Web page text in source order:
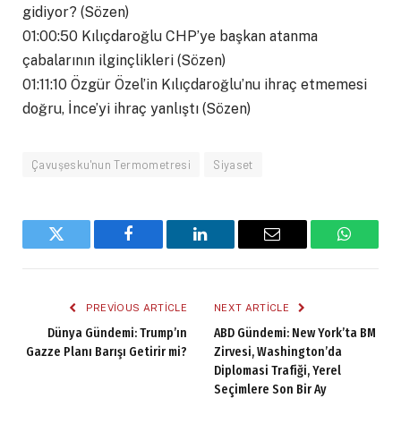
gidiyor? (Sözen)
01:00:50 Kılıçdaroğlu CHP’ye başkan atanma
çabalarının ilginçlikleri (Sözen)
01:11:10 Özgür Özel’in Kılıçdaroğlu’nu ihraç etmemesi
doğru, İnce’yi ihraç yanlıştı (Sözen)
Çavuşesku'nun Termometresi Siyaset
Twitter Facebook LinkedIn Email
PREVIOUS ARTICLE
Dünya Gündemi: Trump’ın
Gazze Planı Barışı Getirir mi?
NEXT ARTICLE
ABD Gündemi: New York’ta BM
Zirvesi, Washington’da
Diplomasi Trafiği, Yerel
Seçimlere Son Bir Ay